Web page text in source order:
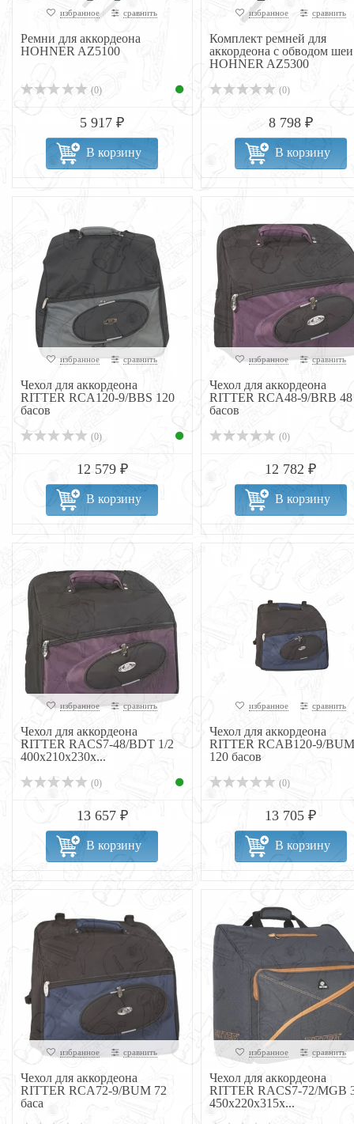
избранное сравнить
Ремни для аккордеона
HOHNER AZ5100
(0)
5 917 ₽
В корзину
избранное сравнить
Комплект ремней для
аккордеона с обводом шеи
HOHNER AZ5300
(0)
8 798 ₽
В корзину
избранное сравнить
Чехол для аккордеона
RITTER RCA120-9/BBS 120
басов
(0)
12 579 ₽
В корзину
избранное сравнить
Чехол для аккордеона
RITTER RCA48-9/BRB 48
басов
(0)
12 782 ₽
В корзину
избранное сравнить
Чехол для аккордеона
RITTER RACS7-48/BDT 1/2
400x210x230x...
(0)
13 657 ₽
В корзину
избранное сравнить
Чехол для аккордеона
RITTER RCAB120-9/BUM
120 басов
(0)
13 705 ₽
В корзину
избранное сравнить
Чехол для аккордеона
RITTER RCA72-9/BUM 72
баса
избранное сравнить
Чехол для аккордеона
RITTER RACS7-72/MGB
450x220x315x...